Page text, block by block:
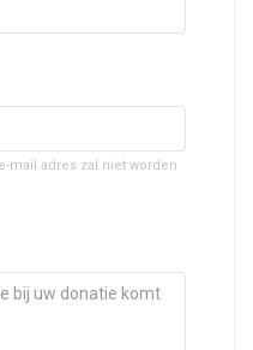
mail adres zal niet worden